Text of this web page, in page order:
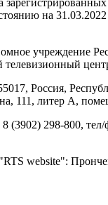
на
учреждение
Россия,
111, литер А,
(3902) 298-800,
website":